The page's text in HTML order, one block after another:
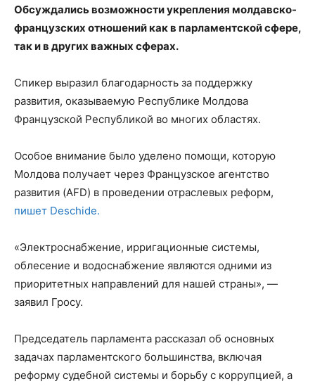
Обсуждались возможности укрепления молдавско-
французских отношений как в парламентской сфере,
так и в других важных сферах.
Спикер выразил благодарность за поддержку
развития, оказываемую Республике Молдова
Французской Республикой во многих областях.
Особое внимание было уделено помощи, которую
Молдова получает через Французское агентство
развития (AFD) в проведении отраслевых реформ,
пишет Deschide.
«Электроснабжение, ирригационные системы,
облесение и водоснабжение являются одними из
приоритетных направлений для нашей страны», —
заявил Гросу.
Председатель парламента рассказал об основных
задачах парламентского большинства, включая
реформу судебной системы и борьбу с коррупцией, а